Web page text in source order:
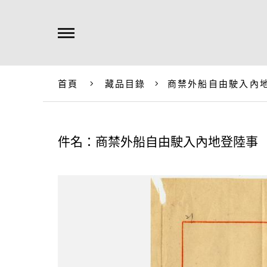
首頁 藏品目錄 商禁外船自由駛入內
件名：商禁外船自由駛入內地登陸事